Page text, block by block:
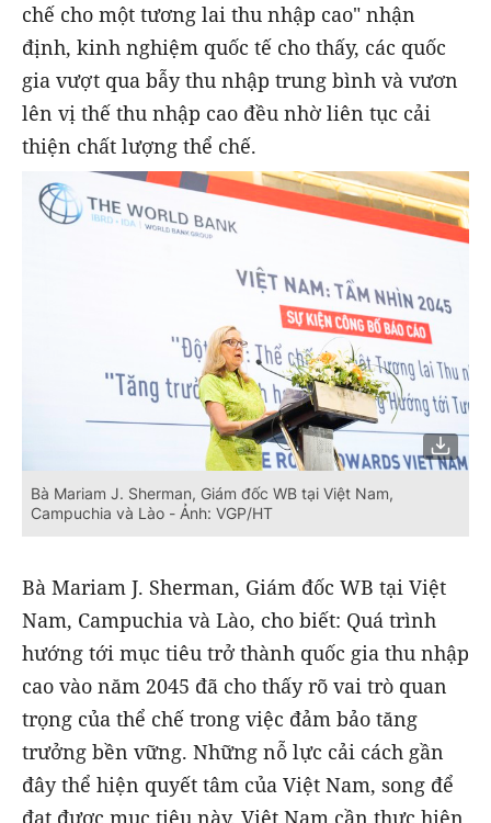
chế cho một tương lai thu nhập cao" nhận
định, kinh nghiệm quốc tế cho thấy, các quốc
gia vượt qua bẫy thu nhập trung bình và vươn
lên vị thế thu nhập cao đều nhờ liên tục cải
thiện chất lượng thể chế.
Bà Mariam J. Sherman, Giám đốc WB tại Việt Nam,
Campuchia và Lào - Ảnh: VGP/HT
‎Bà Mariam J. Sherman, Giám đốc WB tại Việt
Nam, Campuchia và Lào, cho biết: Quá trình
hướng tới mục tiêu trở thành quốc gia thu nhập
cao vào năm 2045 đã cho thấy rõ vai trò quan
trọng của thể chế trong việc đảm bảo tăng
trưởng bền vững. Những nỗ lực cải cách gần
đây thể hiện quyết tâm của Việt Nam, song để
đạt được mục tiêu này, Việt Nam cần thực hiện